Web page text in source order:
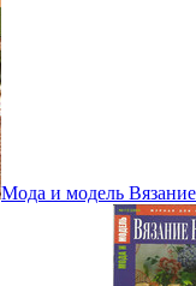
Мода и модель